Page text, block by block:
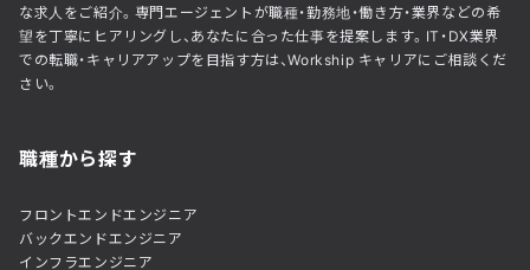
な求人をご紹介。専門エージェントが職種・勤務地・働き方・業界などの希
望を丁寧にヒアリングし、あなたに合った仕事を提案します。IT・DX業界
での転職・キャリアアップを目指す方は、Workship キャリアにご相談くだ
さい。
職種から探す
フロントエンドエンジニア
バックエンドエンジニア
インフラエンジニア